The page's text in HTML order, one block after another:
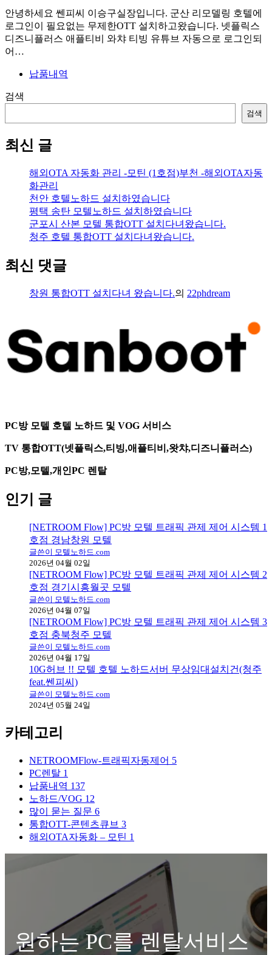
안녕하세요 쎈피씨 이승구실장입니다. 군산 리모델링 호텔에
로그인이 필요없는 무제한OTT 설치하고왔습니다. 넷플릭스
디즈니플러스 애플티비 와챠 티빙 유튜브 자동으로 로그인되
어…
납품내역
검색
검색
최신 글
해외OTA 자동화 관리 -모틴 (1호점)부천 -해외OTA자동
화관리
천안 호텔노하드 설치하였습니다
평택 송탄 모텔노하드 설치하였습니다
군포시 산본 모텔 통합OTT 설치다녀왔습니다.
청주 호텔 통합OTT 설치다녀왔습니다.
최신 댓글
창원 통합OTT 설치다녀 왔습니다.의 22phdream
PC방 모텔 호텔 노하드 및 VOG 서비스
TV 통합OTT(넷플릭스,티빙,애플티비,왓챠,디즈니플러스)
PC방,모텔,개인PC 렌탈
인기 글
[NETROOM Flow] PC방 모텔 트래픽 관제 제어 시스템 1
호점 경남창원 모텔
글쓴이 모텔노하드.com
2026년 04월 02일
[NETROOM Flow] PC방 모텔 트래픽 관제 제어 시스템 2
호점 경기시흥월곳 모텔
글쓴이 모텔노하드.com
2026년 04월 07일
[NETROOM Flow] PC방 모텔 트래픽 관제 제어 시스템 3
호점 충북청주 모텔
글쓴이 모텔노하드.com
2026년 04월 17일
10G허브 !! 모텔 호텔 노하드서버 무상임대설치건(청주
feat.쎈피씨)
글쓴이 모텔노하드.com
2024년 05월 24일
카테고리
NETROOMFlow-트래픽자동제어 5
PC렌탈 1
납품내역 137
노하드/VOG 12
많이 묻는 질문 6
통합OTT-콘텐츠큐브 3
해외OTA자동화 – 모틴 1
원하는 PC를 렌탈서비스